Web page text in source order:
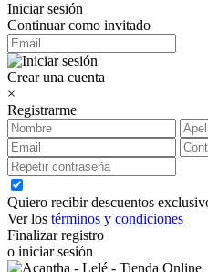
Iniciar sesión
Continuar como invitado
Crear una cuenta
×
Registrarme
Quiero recibir descuentos
Ver los términos y condiciones
Finalizar registro
o iniciar sesión